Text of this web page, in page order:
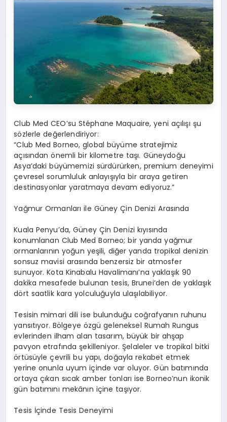
Club Med CEO’su Stéphane Maquaire, yeni açılışı şu
sözlerle değerlendiriyor:
“Club Med Borneo, global büyüme stratejimiz
açısından önemli bir kilometre taşı. Güneydoğu
Asya’daki büyümemizi sürdürürken, premium deneyimi
çevresel sorumluluk anlayışıyla bir araya getiren
destinasyonlar yaratmaya devam ediyoruz.”
Yağmur Ormanları ile Güney Çin Denizi Arasında
Kuala Penyu’da, Güney Çin Denizi kıyısında
konumlanan Club Med Borneo; bir yanda yağmur
ormanlarının yoğun yeşili, diğer yanda tropikal denizin
sonsuz mavisi arasında benzersiz bir atmosfer
sunuyor. Kota Kinabalu Havalimanı’na yaklaşık 90
dakika mesafede bulunan tesis, Brunei’den de yaklaşık
dört saatlik kara yolculuğuyla ulaşılabiliyor.
Tesisin mimari dili ise bulunduğu coğrafyanın ruhunu
yansıtıyor. Bölgeye özgü geleneksel Rumah Rungus
evlerinden ilham alan tasarım, büyük bir ahşap
pavyon etrafında şekilleniyor. Şelaleler ve tropikal bitki
örtüsüyle çevrili bu yapı, doğayla rekabet etmek
yerine onunla uyum içinde var oluyor. Gün batımında
ortaya çıkan sıcak amber tonları ise Borneo’nun ikonik
gün batımını mekânın içine taşıyor.
Tesis İçinde Tesis Deneyimi